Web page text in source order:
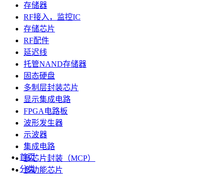
存储器
RF接入，监控IC
存储芯片
RF配件
延迟线
托管NAND存储器
固态硬盘
多制层封装芯片
显示集成电路
FPGA电路板
波形发生器
示波器
集成电路
多芯片封装（MCP）
多功能芯片
首页
分类